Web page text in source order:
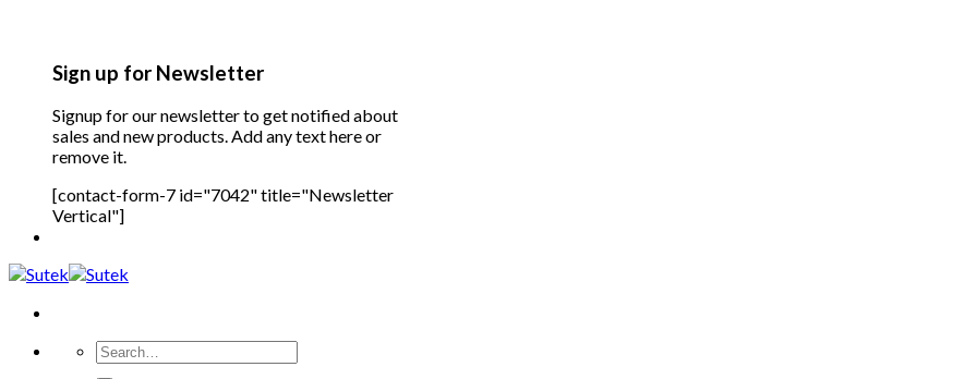
Sign up for Newsletter
Signup for our newsletter to get notified about
sales and new products. Add any text here or
remove it.
[contact-form-7 id="7042" title="Newsletter
Vertical"]